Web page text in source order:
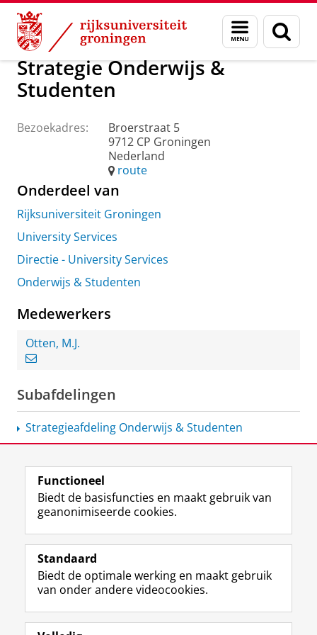
Skip
Content
Skip
Navigation
Menu
en
zoeken
Over ons Praktische zaken Waar vindt u ons
Strategie Onderwijs &
Studenten
Bezoekadres:
Broerstraat 5
9712 CP Groningen
Nederland
route
Onderdeel van
Rijksuniversiteit Groningen
University Services
Directie - University Services
Onderwijs & Studenten
Medewerkers
Otten, M.J.
Subafdelingen
Strategieafdeling Onderwijs & Studenten
View this page in:English
Volg de RUG
F
a
e
b
o
L
i
k
e
I
R
S
-
f
e
I
n
t
r
Y
o
T
e
Studiekiezers
Functioneel
Biedt de basisfuncties en maakt gebruik van
geanonimiseerde cookies.
Standaard
Biedt de optimale werking en maakt gebruik
van onder andere videocookies.